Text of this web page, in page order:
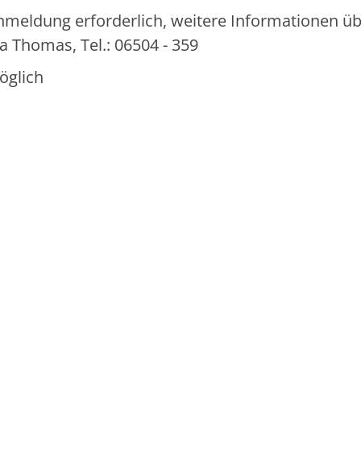
erforderlich, weitere Informationen
Tel.: 06504 - 359